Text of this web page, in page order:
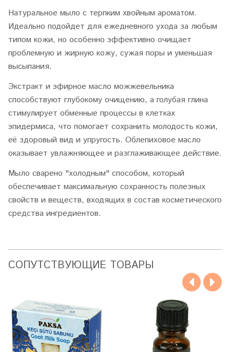
Натуральное мыло с терпким хвойным ароматом.
Идеально подойдет для ежедневного ухода за любым
типом кожи, но особенно эффективно очищает
проблемную и жирную кожу, сужая поры и уменьшая
высыпания.
Экстракт и эфирное масло можжевельника
способствуют глубокому очищению, а голубая глина
стимулирует обменные процессы в клетках
эпидермиса, что помогает сохранить молодость кожи,
её здоровый вид и упругость. Облепиховое масло
оказывает увлажняющее и разглаживающее действие.
Мыло сварено "холодным" способом, который
обеспечивает максимальную сохранность полезных
свойств и веществ, входящих в состав косметического
средства ингредиентов.
CОПУТСТВУЮЩИЕ ТОВАРЫ